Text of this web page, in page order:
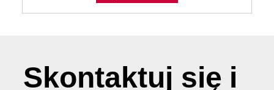
Skontaktuj się i